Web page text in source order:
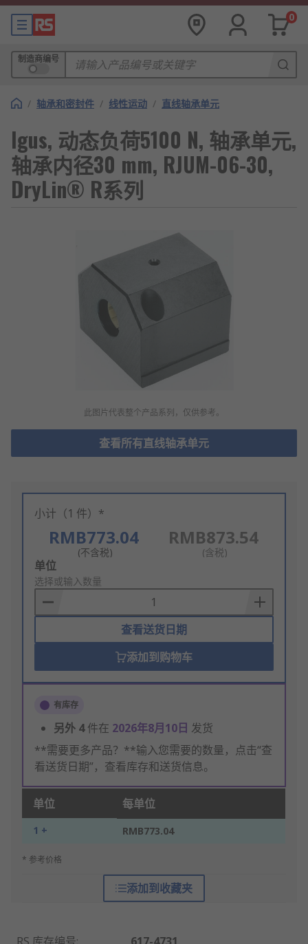
0
制造商编号
/ 轴承和密封件 / 线性运动 / 直线轴承单元
Igus, 动态负荷5100 N, 轴承单元,
轴承内径30 mm, RJUM-06-30,
DryLin® R系列
此图片代表整个产品系列，仅供参考。
查看所有直线轴承单元
小计（1 件）*
RMB773.04
(不含税)
RMB873.54
(含税)
Add
to
Basket
单位
选择或输入数量
查看送货日期
添加到购物车
有库存
另外 4件在 2026年8月10日 发货
**需要更多产品？**输入您需要的数量，点击“查
看送货日期”，查看库存和送货信息。
单位 每单位
1 + RMB773.04
* 参考价格
添加到收藏夹